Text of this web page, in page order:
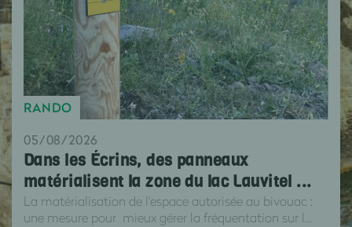
RANDO
05/08/2026
Dans les Écrins, des panneaux
matérialisent la zone du lac Lauvitel ...
La matérialisation de l'espace autorisée au bivouac :
une mesure pour mieux gérer la fréquentation sur l...